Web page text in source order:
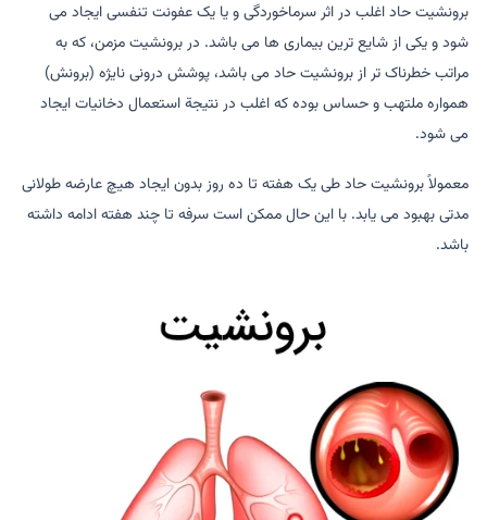
برونشیت حاد اغلب در اثر سرماخوردگی و یا یک عفونت تنفسی ایجاد می
شود و یکی از شایع ترین بیماری ها می باشد. در برونشیت مزمن، که به
مراتب خطرناک تر از برونشیت حاد می باشد، پوشش درونی نایژه (برونش)
همواره ملتهب و حساس بوده که اغلب در نتیجة استعمال دخانیات ایجاد
می شود.
معمولاً برونشیت حاد طی یک هفته تا ده روز بدون ایجاد هیچ عارضه طولانی
مدتی بهبود می یابد. با این حال ممکن است سرفه تا چند هفته ادامه داشته
باشد.